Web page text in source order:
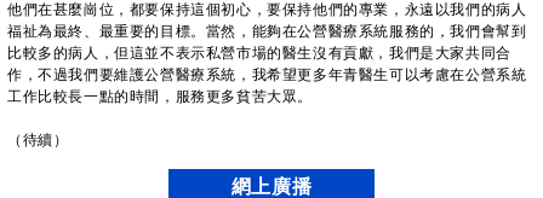
他們在甚麼崗位，都要保持這個初心，要保持他們的專業，永遠以我們的病人
福祉為最終、最重要的目標。當然，能夠在公營醫療系統服務的，我們會幫到
比較多的病人，但這並不表示私營市場的醫生沒有貢獻，我們是大家共同合
作，不過我們要維護公營醫療系統，我希望更多年青醫生可以考慮在公營系統
工作比較長一點的時間，服務更多貧苦大眾。
（待續）
網上廣播